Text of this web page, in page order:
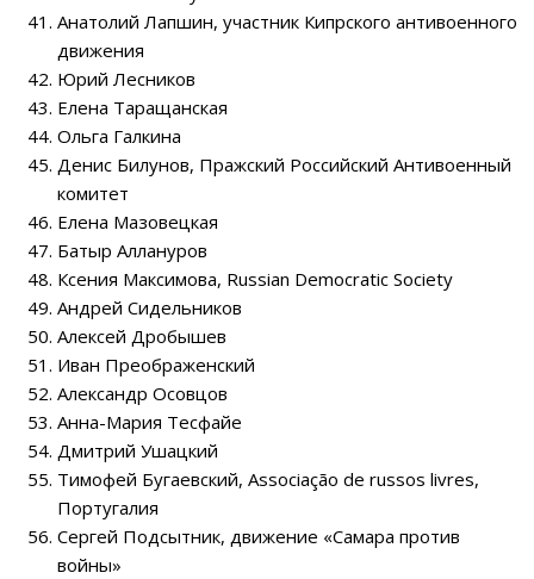
Анатолий Лапшин, участник Кипрского антивоенного
движения
Юрий Лесников
Елена Таращанская
Ольга Галкина
Денис Билунов, Пражский Российский Антивоенный
комитет
Елена Мазовецкая
Батыр Аллануров
Ксения Максимова, Russian Democratic Society
Андрей Сидельников
Алексей Дробышев
Иван Преображенский
Александр Осовцов
Анна-Мария Тесфайе
Дмитрий Ушацкий
Тимофей Бугаевский, Associação de russos livres,
Португалия
Сергей Подсытник, движение «Самара против
войны»